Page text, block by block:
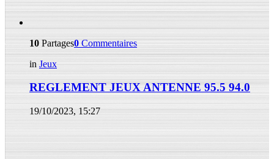
10 Partages0 Commentaires
in Jeux
REGLEMENT JEUX ANTENNE 95.5 94.0
19/10/2023, 15:27